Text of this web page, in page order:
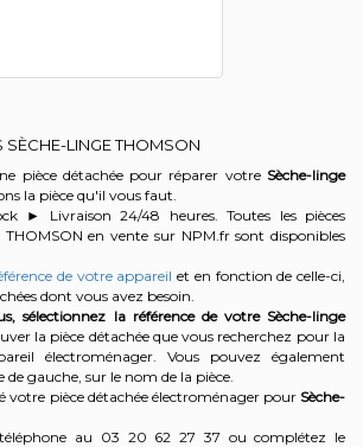
SÈCHE-LINGE THOMSON
pièce détachée pour réparer votre Sèche-linge
la pièce qu'il vous faut.
► Livraison 24/48 heures. Toutes les pièces
THOMSON en vente sur NPM.fr sont disponibles
de votre appareil et en fonction de celle-ci,
dont vous avez besoin.
sélectionnez la référence de votre Sèche-linge
la pièce détachée que vous recherchez pour la
électroménager. Vous pouvez également
de gauche, sur le nom de la pièce.
votre pièce détachée électroménager pour Sèche-
au 03 20 62 27 37 ou complétez le